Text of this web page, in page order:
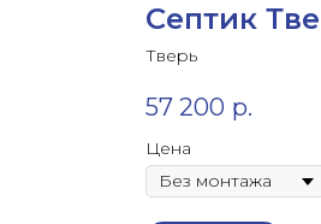
Септик
Тверь
57 200 р.
Цена